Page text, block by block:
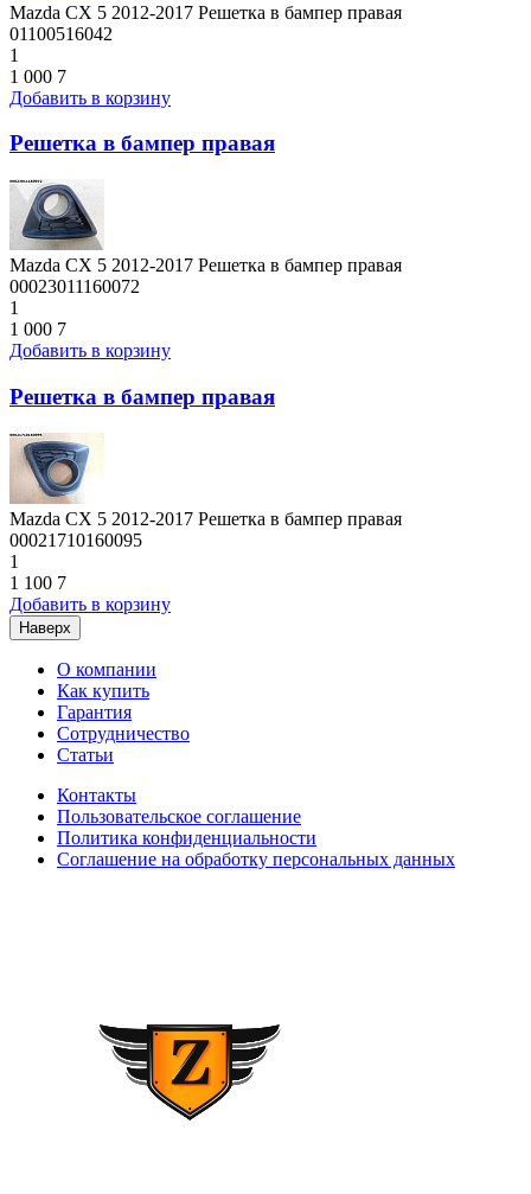
Mazda CX 5 2012-2017 Решетка в бампер правая
01100516042
1
1 000 7
Добавить в корзину
Решетка в бампер правая
Mazda CX 5 2012-2017 Решетка в бампер правая
00023011160072
1
1 000 7
Добавить в корзину
Решетка в бампер правая
Mazda CX 5 2012-2017 Решетка в бампер правая
00021710160095
1
1 100 7
Добавить в корзину
Наверх
О компании
Как купить
Гарантия
Сотрудничество
Статьи
Контакты
Пользовательское соглашение
Политика конфиденциальности
Соглашение на обработку персональных данных